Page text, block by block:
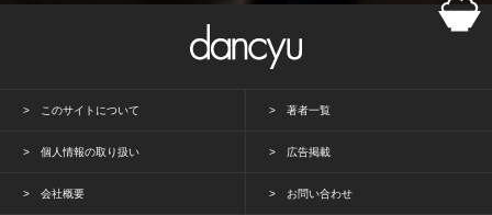
このサイトについて 著者一覧
個人情報の取り扱い 広告掲載
会社概要 お問い合わせ